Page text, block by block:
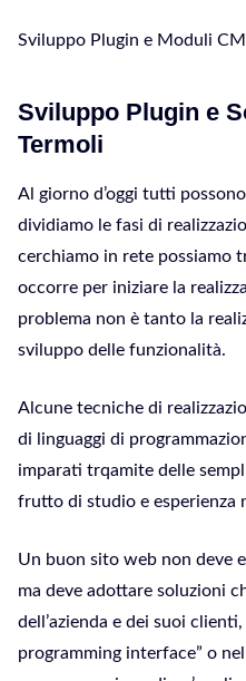
Sviluppo Plugin e Moduli
Sviluppo Plugin e
Termoli
Al giorno d’oggi tutti
dividiamo le fasi di
cerchiamo in rete possiamo
occorre per iniziare la
problema non è tanto la
sviluppo delle funzionalità.
Alcune tecniche di
di linguaggi di
imparati trqamite delle
frutto di studio e esperienza
Un buon sito web non deve
ma deve adottare soluzioni
dell’azienda e dei suoi
programming interface” o